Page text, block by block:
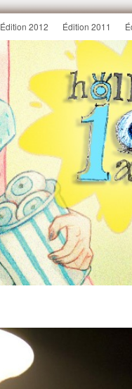
Édition 2012 Édition 2011